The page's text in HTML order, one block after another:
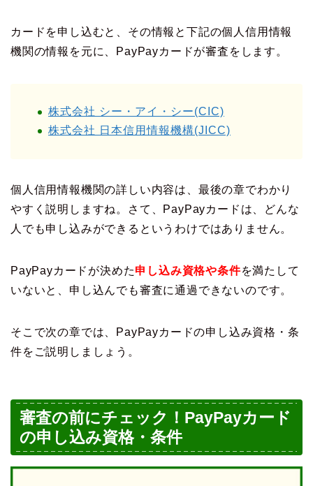
カードを申し込むと、その情報と下記の個人信用情報
機関の情報を元に、PayPayカードが審査をします。
株式会社 シー・アイ・シー(CIC)
株式会社 日本信用情報機構(JICC)
個人信用情報機関の詳しい内容は、最後の章でわかり
やすく説明しますね。さて、PayPayカードは、どんな
人でも申し込みができるというわけではありません。
PayPayカードが決めた申し込み資格や条件を満たして
いないと、申し込んでも審査に通過できないのです。
そこで次の章では、PayPayカードの申し込み資格・条
件をご説明しましょう。
審査の前にチェック！PayPayカード
の申し込み資格・条件